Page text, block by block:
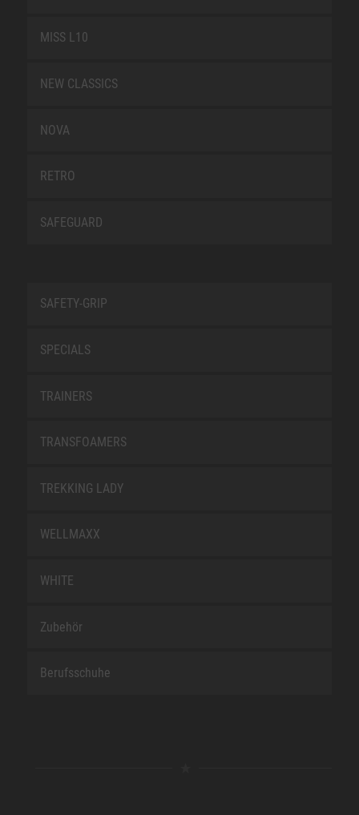
MISS L10
NEW CLASSICS
NOVA
RETRO
SAFEGUARD
SAFETY-GRIP
SPECIALS
TRAINERS
TRANSFOAMERS
TREKKING LADY
WELLMAXX
WHITE
Zubehör
Berufsschuhe